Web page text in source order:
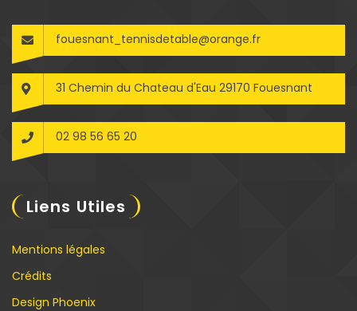
fouesnant_tennisdetable@orange.fr
31 Chemin du Chateau d'Eau 29170 Fouesnant
02 98 56 65 20
Liens Utiles
Mentions légales
Crédits
Design Phoenix